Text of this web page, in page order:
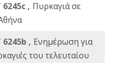
, Πυρκαγιά σε
, Ενημέρωση για
του τελευταίου